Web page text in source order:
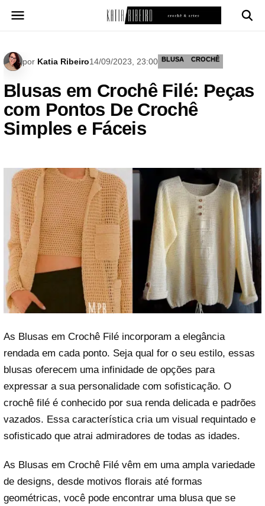
para
por Katia Ribeiro14/09/2023, 23:00 BLUSA CROCHÊ
Blusas em Crochê Filé: Peças
com Pontos De Crochê
Simples e Fáceis
As Blusas em Crochê Filé incorporam a elegância
rendada em cada ponto. Seja qual for o seu estilo, essas
blusas oferecem uma infinidade de opções para
expressar a sua personalidade com sofisticação. O
crochê filé é conhecido por sua renda delicada e padrões
vazados. Essa característica cria um visual requintado e
sofisticado que atrai admiradores de todas as idades.
As Blusas em Crochê Filé vêm em uma ampla variedade
de designs, desde motivos florais até formas
geométricas, você pode encontrar uma blusa que se